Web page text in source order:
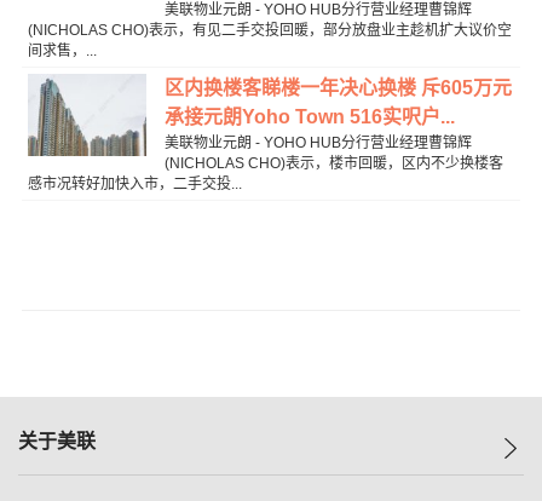
美联物业元朗 - YOHO HUB分行营业经理曹锦辉
(NICHOLAS CHO)表示，有见二手交投回暖，部分放盘业主趁机扩大议价空
间求售，...
区内换楼客睇楼一年决心换楼 斥605万元
承接元朗Yoho Town 516实呎户...
美联物业元朗 - YOHO HUB分行营业经理曹锦辉
(NICHOLAS CHO)表示，楼市回暖，区内不少换楼客
感市况转好加快入市，二手交投...
关于美联